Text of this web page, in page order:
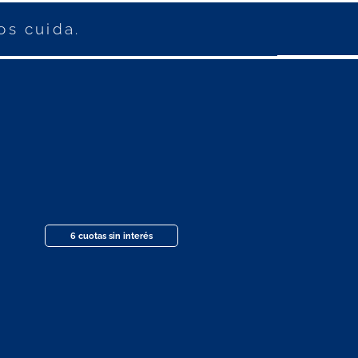
cuida.
6 cuotas sin interés